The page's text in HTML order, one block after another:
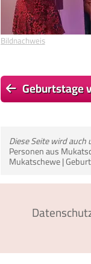
Bildnachweis
Geburtstage
Diese Seite wird
Personen aus
Mukatschewe |